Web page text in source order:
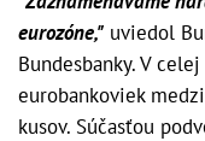
eurozóne," uviedol
Bundesbanky. V
eurobankoviek
kusov. Súčasťou